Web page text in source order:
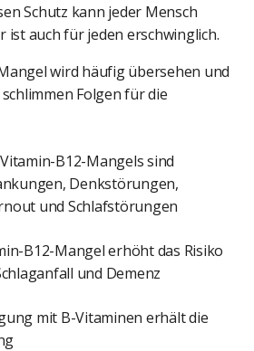
Schutz kann jeder Mensch
ist auch für jeden erschwinglich.
wird häufig übersehen und
Folgen für die
B12-Mangels sind
Denkstörungen,
und Schlafstörungen
B12-Mangel erhöht das Risiko
und Demenz
mit B-Vitaminen erhält die